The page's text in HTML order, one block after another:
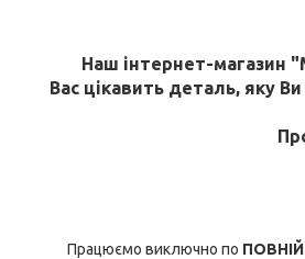
Наш інтернет-магазин
Вас цікавить деталь, яку
Працюємо виключно по